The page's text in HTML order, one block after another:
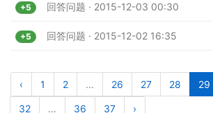
+5 回答问题 · 2015-12-03 00:30
+5 回答问题 · 2015-12-02 16:35
‹ 1 2 ... 26 27 28 29
32 ... 36 37 ›